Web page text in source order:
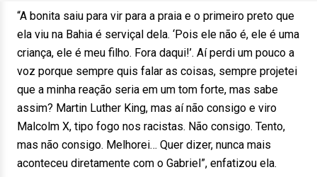
“A bonita saiu para vir para a praia e o primeiro preto que
ela viu na Bahia é serviçal dela. ‘Pois ele não é, ele é uma
criança, ele é meu filho. Fora daqui!’. Aí perdi um pouco a
voz porque sempre quis falar as coisas, sempre projetei
que a minha reação seria em um tom forte, mas sabe
assim? Martin Luther King, mas aí não consigo e viro
Malcolm X, tipo fogo nos racistas. Não consigo. Tento,
mas não consigo. Melhorei… Quer dizer, nunca mais
aconteceu diretamente com o Gabriel”, enfatizou ela.